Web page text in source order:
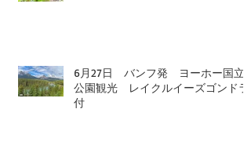
6月27日 バンフ発 ヨーホー国立
公園観光 レイクルイーズゴンドラ
付